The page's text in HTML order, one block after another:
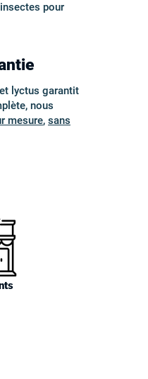
pour
lyctus garantit
nous
mesure, sans